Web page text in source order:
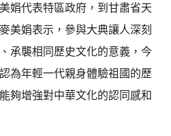
娟代表特區政府，到甘肅省天
美娟表示，參與大典讓人深刻
承襲相同歷史文化的意義，今
為年輕一代親身體驗祖國的歷
夠增強對中華文化的認同感和